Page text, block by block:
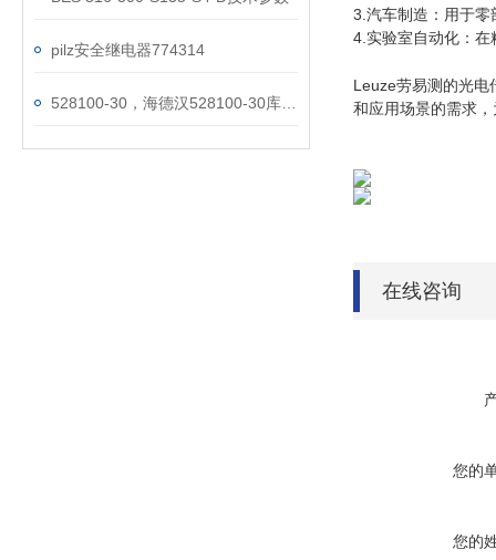
pilz安全继电器774314
3.汽车制造：用于
4.实验室自动化：
Leuze劳易测的光电
和应用场景的需求
在线咨询
您的
您的